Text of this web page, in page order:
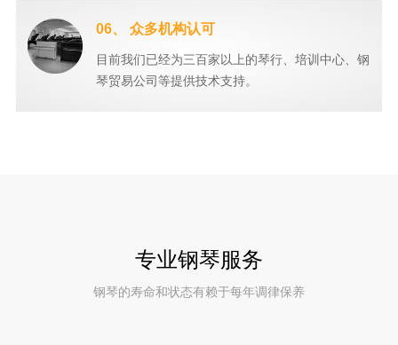
06、 众多机构认可
目前我们已经为三百家以上的琴行、培训中心、钢
琴贸易公司等提供技术支持。
专业钢琴服务
钢琴的寿命和状态有赖于每年调律保养